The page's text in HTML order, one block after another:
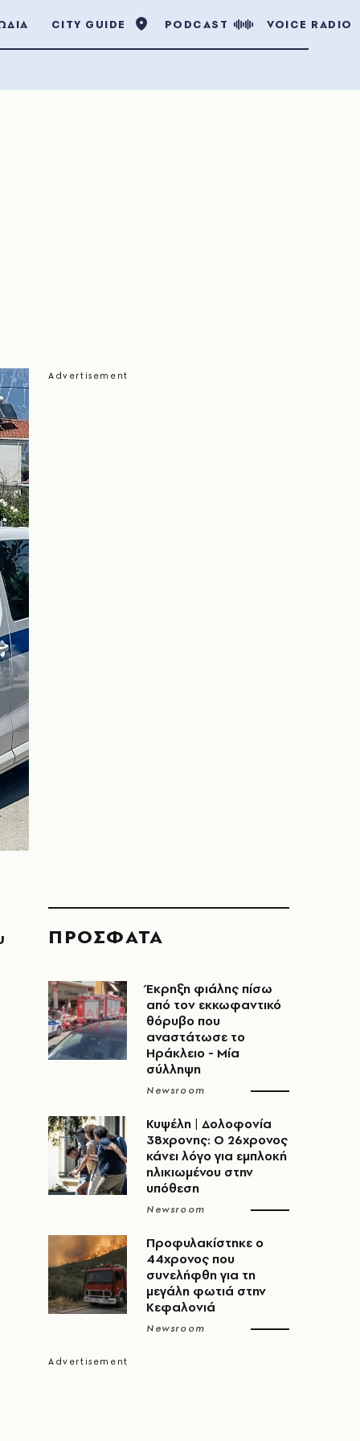
CITY GUIDE PODCAST VOICE RADIO
ΠΡΟΣΦΑΤΑ
Έκρηξη φιάλης πίσω
από τον εκκωφαντικό
θόρυβο που
αναστάτωσε το
Ηράκλειο - Μία
σύλληψη
Newsroom
Κυψέλη | Δολοφονία
38χρονης: Ο 26χρονος
κάνει λόγο για εμπλοκή
ηλικιωμένου στην
υπόθεση
Newsroom
Προφυλακίστηκε ο
44χρονος που
συνελήφθη για τη
μεγάλη φωτιά στην
Κεφαλονιά
Newsroom